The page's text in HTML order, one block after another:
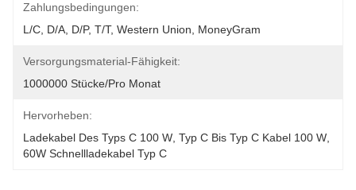
Zahlungsbedingungen:
L/C, D/A, D/P, T/T, Western Union, MoneyGram
Versorgungsmaterial-Fähigkeit:
1000000 Stücke/pro Monat
Hervorheben:
Ladekabel Des Typs C 100 W Typ C Bis Typ C Kabel 100 W
60W Schnellladekabel Typ C